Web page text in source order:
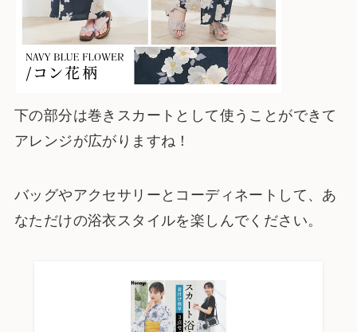
下の部分は巻きスカートとして使うことができて
アレンジが広がりますね！
バッグやアクセサリーとコーディネートして、あ
なただけの浴衣スタイルを楽しんでください。